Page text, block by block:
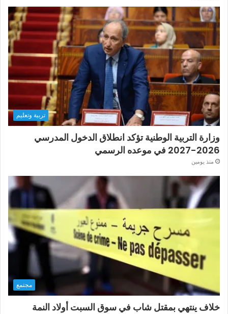
تربية وتعليم
وزارة التربية الوطنية تؤكد انطلاق الدخول المدرسي
2026-2027 في موعده الرسمي
منذ يومين
مجتمع
خلاف ينتهي بمقتل شاب في سوق السبت أولاد النمة